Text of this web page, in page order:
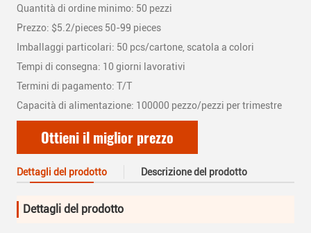
Quantità di ordine minimo: 50 pezzi
Prezzo: $5.2/pieces 50-99 pieces
Imballaggi particolari: 50 pcs/cartone, scatola a colori
Tempi di consegna: 10 giorni lavorativi
Termini di pagamento: T/T
Capacità di alimentazione: 100000 pezzo/pezzi per trimestre
Ottieni il miglior prezzo
Dettagli del prodotto Descrizione del prodotto
Dettagli del prodotto